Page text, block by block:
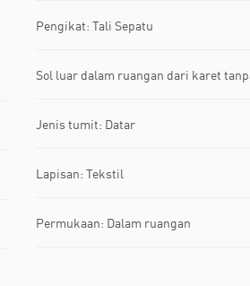
Pengikat: Tali Sepatu
Sol luar dalam ruangan dari karet
Jenis tumit: Datar
Lapisan: Tekstil
Permukaan: Dalam ruangan